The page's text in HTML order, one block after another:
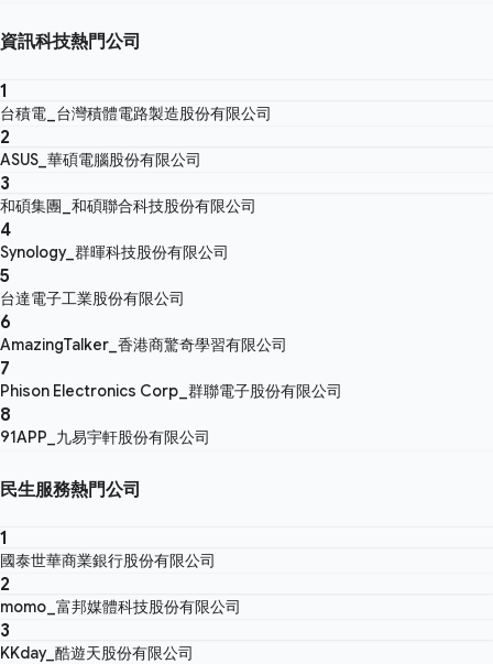
資訊科技熱門公司
1
台積電_台灣積體電路製造股份有限公司
2
ASUS_華碩電腦股份有限公司
3
和碩集團_和碩聯合科技股份有限公司
4
Synology_群暉科技股份有限公司
5
台達電子工業股份有限公司
6
AmazingTalker_香港商驚奇學習有限公司
7
Phison Electronics Corp_群聯電子股份有限公司
8
91APP_九易宇軒股份有限公司
民生服務熱門公司
1
國泰世華商業銀行股份有限公司
2
momo_富邦媒體科技股份有限公司
3
KKday_酷遊天股份有限公司